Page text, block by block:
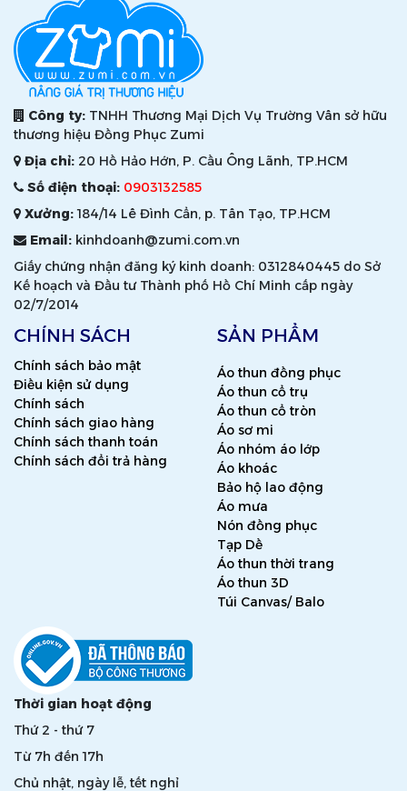
Công ty: TNHH Thương Mại Dịch Vụ Trường Vân sở hữu
thương hiệu Đồng Phục Zumi
Địa chỉ: 20 Hồ Hảo Hớn, P. Cầu Ông Lãnh, TP.HCM
Số điện thoại: 0903132585
Xưởng:184/14 Lê Đình Cẩn, p. Tân Tạo, TP.HCM
Email: kinhdoanh@zumi.com.vn
Giấy chứng nhận đăng ký kinh doanh: 0312840445 do Sở
Kế hoạch và Đầu tư Thành phố Hồ Chí Minh cấp ngày
02/7/2014
CHÍNH SÁCH
Chính sách bảo mật
Điều kiện sử dụng
Chính sách
Chính sách giao hàng
Chính sách thanh toán
Chính sách đổi trả hàng
SẢN PHẨM
Áo thun đồng phục
Áo thun cổ trụ
Áo thun cổ tròn
Áo sơ mi
Áo nhóm áo lớp
Áo khoác
Bảo hộ lao động
Áo mưa
Nón đồng phục
Tạp Dề
Áo thun thời trang
Áo thun 3D
Túi Canvas/ Balo
Thời gian hoạt động
Thứ 2 - thứ 7
Từ 7h đến 17h
Chủ nhật, ngày lễ, tết nghỉ